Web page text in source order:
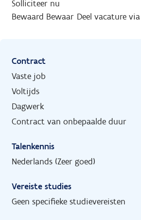
Solliciteer nu
Bewaard Bewaar Deel vacature
Contract
Vaste job
Voltijds
Dagwerk
Contract van onbepaalde duur
Talenkennis
Nederlands (Zeer goed)
Vereiste studies
Geen specifieke studievereisten